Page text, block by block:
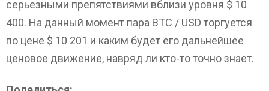
серьезными препятствиями вблизи уровня $ 10
400. На данный момент пара BTC / USD торгуется
по цене $ 10 201 и каким будет его дальнейшее
ценовое движение, навряд ли кто-то точно знает.